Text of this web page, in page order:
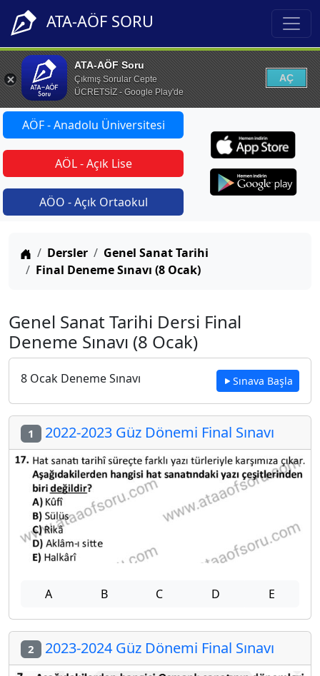
ATA-AÖF SORU
ATA-AÖF Soru
Çıkmış Sorular Cepte
ÜCRETSİZ - Google Play'de
AÇ
AÖF - Anadolu Üniversitesi
AÖL - Açık Lise
AÖO - Açık Ortaokul
Anasayfa
Dersler
Genel Sanat Tarihi
Final Deneme Sınavı (8 Ocak)
Genel Sanat Tarihi Dersi Final
Deneme Sınavı (8 Ocak)
8 Ocak Deneme Sınavı Sınava Başla
1 2022-2023 Güz Dönemi Final Sınavı
A B C D E
2 2023-2024 Güz Dönemi Final Sınavı